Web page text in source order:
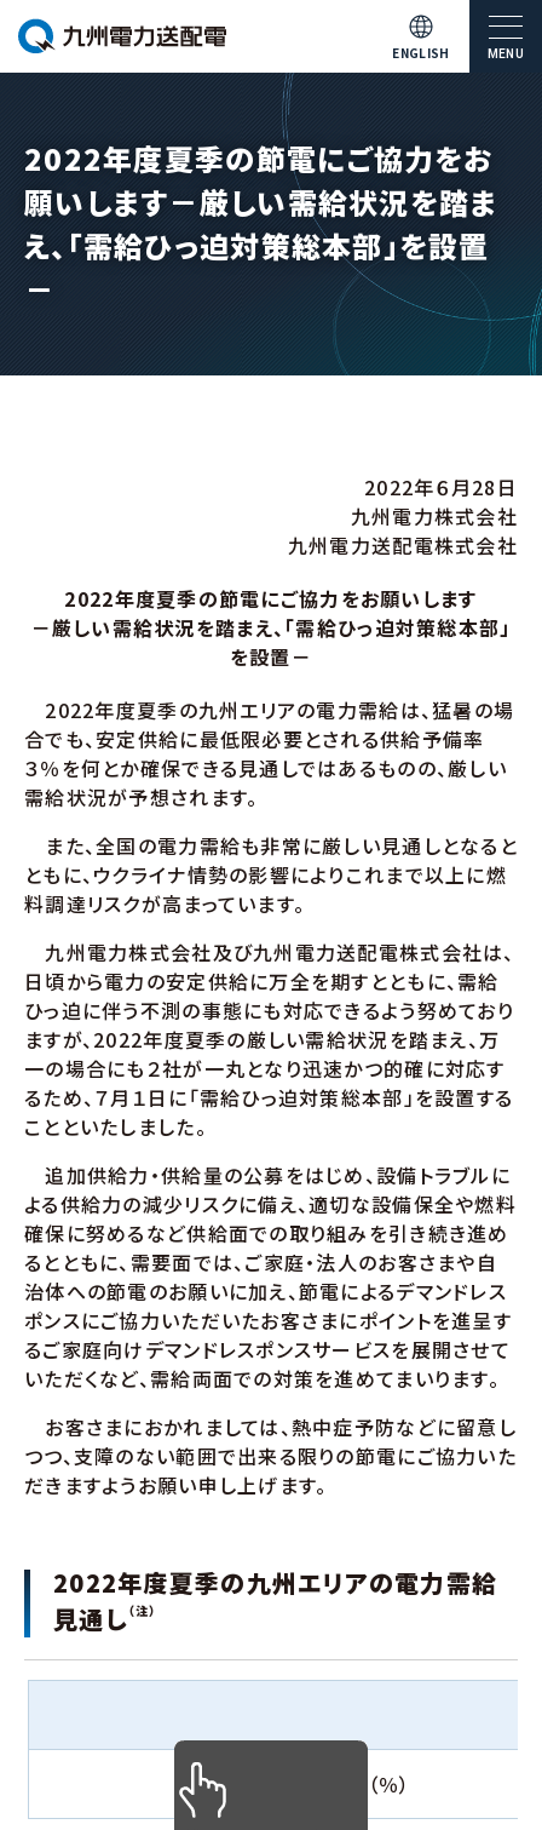
ENGLISH MENU
2022年度夏季の節電にご協力をお
願いします－厳しい需給状況を踏ま
え、「需給ひっ迫対策総本部」を設置
－
2022年６月28日
九州電力株式会社
九州電力送配電株式会社
2022年度夏季の節電にご協力をお願いします
－厳しい需給状況を踏まえ、「需給ひっ迫対策総本部」
を設置－
2022年度夏季の九州エリアの電力需給は、猛暑の場
合でも、安定供給に最低限必要とされる供給予備率
３％を何とか確保できる見通しではあるものの、厳しい
需給状況が予想されます。
また、全国の電力需給も非常に厳しい見通しとなると
ともに、ウクライナ情勢の影響によりこれまで以上に燃
料調達リスクが高まっています。
九州電力株式会社及び九州電力送配電株式会社は、
日頃から電力の安定供給に万全を期すとともに、需給
ひっ迫に伴う不測の事態にも対応できるよう努めており
ますが、2022年度夏季の厳しい需給状況を踏まえ、万
一の場合にも２社が一丸となり迅速かつ的確に対応す
るため、７月１日に「需給ひっ迫対策総本部」を設置する
ことといたしました。
追加供給力・供給量の公募をはじめ、設備トラブルに
よる供給力の減少リスクに備え、適切な設備保全や燃料
確保に努めるなど供給面での取り組みを引き続き進め
るとともに、需要面では、ご家庭・法人のお客さまや自
治体への節電のお願いに加え、節電によるデマンドレス
ポンスにご協力いただいたお客さまにポイントを進呈す
るご家庭向けデマンドレスポンスサービスを展開させて
いただくなど、需給両面での対策を進めてまいります。
お客さまにおかれましては、熱中症予防などに留意し
つつ、支障のない範囲で出来る限りの節電にご協力いた
だきますようお願い申し上げます。
2022年度夏季の九州エリアの電力需給
見通し（注）
供給予備率（％）